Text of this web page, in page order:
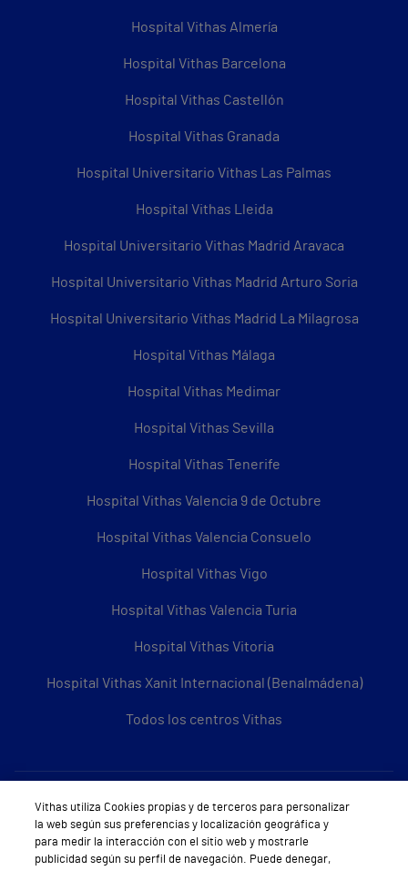
Hospital Vithas Almería
Hospital Vithas Barcelona
Hospital Vithas Castellón
Hospital Vithas Granada
Hospital Universitario Vithas Las Palmas
Hospital Vithas Lleida
Hospital Universitario Vithas Madrid Aravaca
Hospital Universitario Vithas Madrid Arturo Soria
Hospital Universitario Vithas Madrid La Milagrosa
Hospital Vithas Málaga
Hospital Vithas Medimar
Hospital Vithas Sevilla
Hospital Vithas Tenerife
Hospital Vithas Valencia 9 de Octubre
Hospital Vithas Valencia Consuelo
Hospital Vithas Vigo
Hospital Vithas Valencia Turia
Hospital Vithas Vitoria
Hospital Vithas Xanit Internacional (Benalmádena)
Todos los centros Vithas
Sobre Vithas
Quiénes somos
Vithas utiliza Cookies propias y de terceros para personalizar
la web según sus preferencias y localización geográfica y
para medir la interacción con el sitio web y mostrarle
publicidad según su perfil de navegación. Puede denegar,